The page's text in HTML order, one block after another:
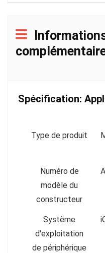
Spécification:
Type de produit
Numéro de
modèle du
constructeur
Système
d'exploitation
de périphérique